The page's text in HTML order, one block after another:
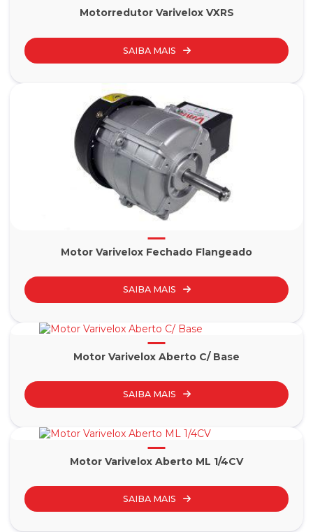
Motorredutor Varivelox VXRS
SAIBA MAIS
Motor Varivelox Fechado Flangeado
SAIBA MAIS
Motor Varivelox Aberto C/ Base
SAIBA MAIS
Motor Varivelox Aberto ML 1/4CV
SAIBA MAIS